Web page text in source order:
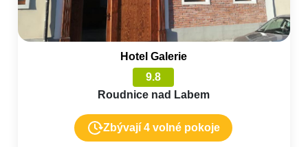
Hotel Galerie
9.8
Roudnice nad Labem
Zbývají 4 volné pokoje